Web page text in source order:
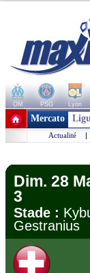
OM PSG Lyon
+ de clubs
Mercato
Actualité |
Dim. 28
3
Stade :
Gestranius